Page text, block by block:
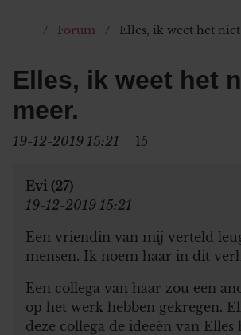
Forum Elles, ik weet het
Elles, ik weet het
meer.
19-12-2019 15:21 15
Evi (27)
19-12-2019 15:21
Een vriendin van mij verteld
mensen. Ik noem haar in dit
Een collega van haar zou een
op het werk hebben gekregen.
deze collega de ideeën van Elles